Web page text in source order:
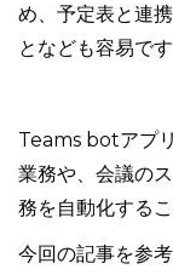
め、予定表と連
となども容易です
Teams botアプ
業務や、会議の
務を自動化する
今回の記事を参